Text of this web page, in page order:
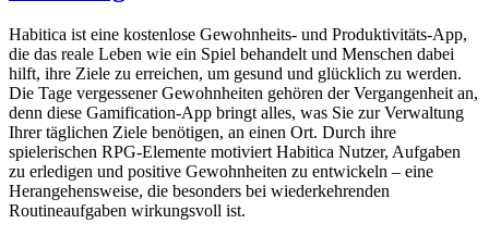
Habitica ist eine kostenlose Gewohnheits- und Produktivitäts-App,
die das reale Leben wie ein Spiel behandelt und Menschen dabei
hilft, ihre Ziele zu erreichen, um gesund und glücklich zu werden.
Die Tage vergessener Gewohnheiten gehören der Vergangenheit an,
denn diese Gamification-App bringt alles, was Sie zur Verwaltung
Ihrer täglichen Ziele benötigen, an einen Ort. Durch ihre
spielerischen RPG-Elemente motiviert Habitica Nutzer, Aufgaben
zu erledigen und positive Gewohnheiten zu entwickeln – eine
Herangehensweise, die besonders bei wiederkehrenden
Routineaufgaben wirkungsvoll ist.